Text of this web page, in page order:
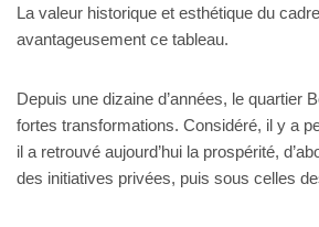
La valeur historique et esthétique du
avantageusement ce tableau.
Depuis une dizaine d’années, le quartier
fortes transformations. Considéré, il y a
il a retrouvé aujourd’hui la prospérité,
des initiatives privées, puis sous celles